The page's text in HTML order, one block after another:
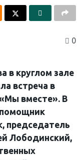
0
в круглом зале
встреча в
вместе». В
помощник
председатель
Лободинский,